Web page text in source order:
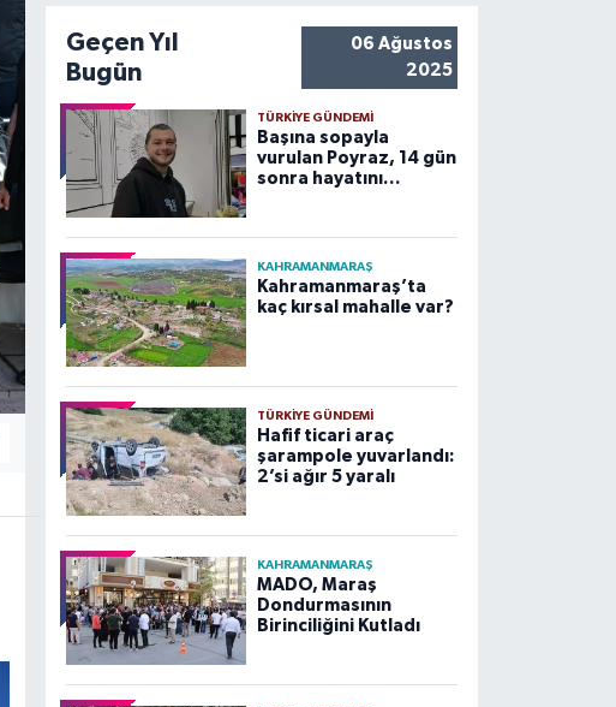
Geçen Yıl
Bugün
06 Ağustos
2025
TÜRKIYE GÜNDEMI
Başına sopayla
vurulan Poyraz, 14 gün
sonra hayatını
KAHRAMANMARAŞ
Kahramanmaraş’ta
kaç kırsal mahalle var?
TÜRKIYE GÜNDEMI
Hafif ticari araç
şarampole yuvarlandı:
2’si ağır 5 yaralı
KAHRAMANMARAŞ
MADO, Maraş
Dondurmasının
Birinciliğini Kutladı